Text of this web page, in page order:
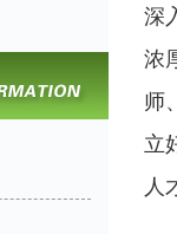
深
浓
师
立
人